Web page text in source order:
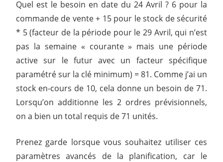
Quel est le besoin en date du 24 Avril ? 6 pour la
commande de vente + 15 pour le stock de sécurité
* 5 (facteur de la période pour le 29 Avril, qui n’est
pas la semaine « courante » mais une période
active sur le futur avec un facteur spécifique
paramétré sur la clé minimum) = 81. Comme j’ai un
stock en-cours de 10, cela donne un besoin de 71.
Lorsqu’on additionne les 2 ordres prévisionnels,
on a bien un total requis de 71 unités.
Prenez garde lorsque vous souhaitez utiliser ces
paramètres avancés de la planification, car le